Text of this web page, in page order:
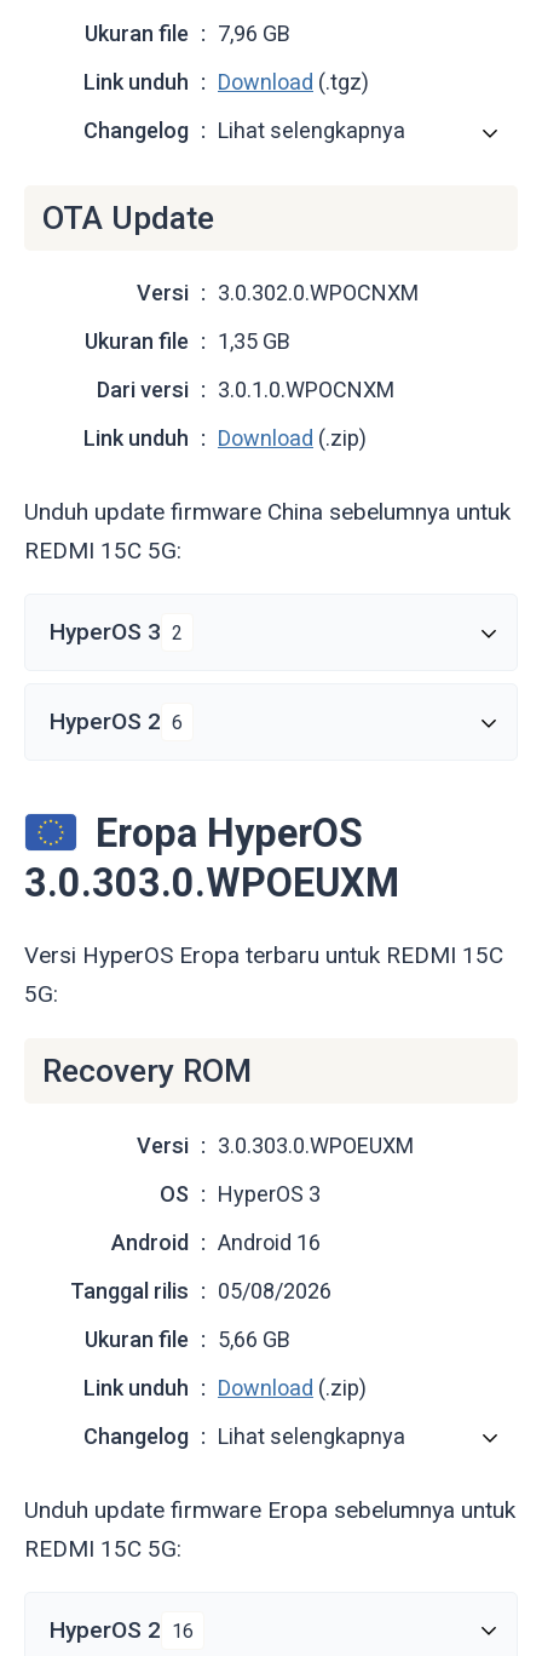
Ukuran file
7,96 GB
Link unduh
Download (.tgz)
Changelog
Lihat selengkapnya
OTA Update
Versi
3.0.302.0.WPOCNXM
Ukuran file
1,35 GB
Dari versi
3.0.1.0.WPOCNXM
Link unduh
Download (.zip)
Unduh update firmware China sebelumnya untuk
REDMI 15C 5G:
HyperOS 3 2
HyperOS 2 6
Eropa HyperOS
3.0.303.0.WPOEUXM
Versi HyperOS Eropa terbaru untuk REDMI 15C
5G:
Recovery ROM
Versi
3.0.303.0.WPOEUXM
OS
HyperOS 3
Android
Android 16
Tanggal rilis
05/08/2026
Ukuran file
5,66 GB
Link unduh
Download (.zip)
Changelog
Lihat selengkapnya
Unduh update firmware Eropa sebelumnya untuk
REDMI 15C 5G:
HyperOS 2 16